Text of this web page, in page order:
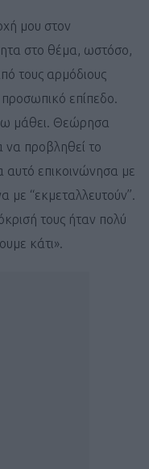
μου στον
στο θέμα, ωστόσο,
τους αρμόδιους
επίπεδο.
μάθει. Θεώρησα
να προβληθεί το
αυτό επικοινώνησα με
‘‘εκμεταλλευτούν’’.
τους ήταν πολύ
κάτι».